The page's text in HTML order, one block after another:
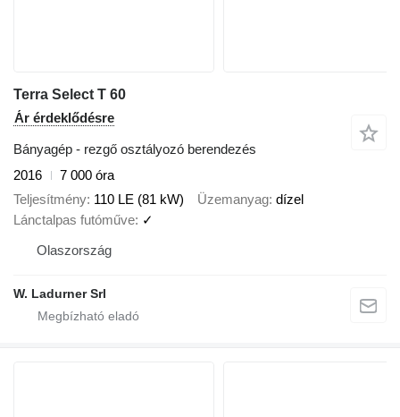
Terra Select T 60
Ár érdeklődésre
Bányagép - rezgő osztályozó berendezés
2016
7 000 óra
Teljesítmény 110 LE (81 kW) Üzemanyag dízel
Lánctalpas futóműve ✓
Olaszország
W. Ladurner Srl